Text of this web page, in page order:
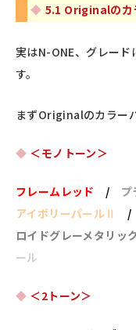
5.1 Originalのカ
実はN-ONE、グレード
す。
まずOriginalのカラー
＜モノトーン＞
フレームレッド /
アイボリーパールⅡ
/
ロイドグレーメタリッ
ール
＜2トーン＞